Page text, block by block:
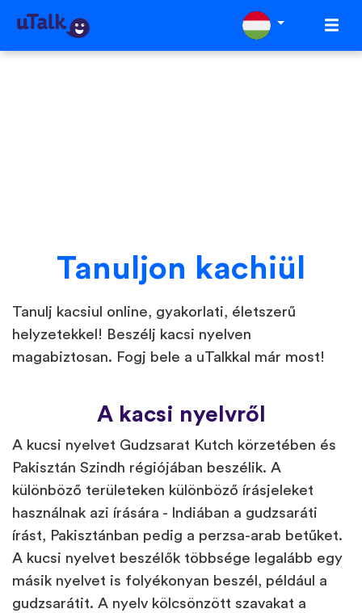
Tanuljon kachiül
Tanulj kacsiul online, gyakorlati, életszerű
helyzetekkel! Beszélj kacsi nyelven
magabiztosan. Fogj bele a uTalkkal már most!
A kacsi nyelvről
A kucsi nyelvet Gudzsarat Kutch körzetében és
Pakisztán Szindh régiójában beszélik. A
különböző területeken különböző írásjeleket
használnak azi írására - Indiában a gudzsaráti
írást, Pakisztánban pedig a perzsa-arab betűket.
A kucsi nyelvet beszélők többsége legalább egy
másik nyelvet is folyékonyan beszél, például a
gudzsarátit. A nyelv kölcsönzött szavakat a